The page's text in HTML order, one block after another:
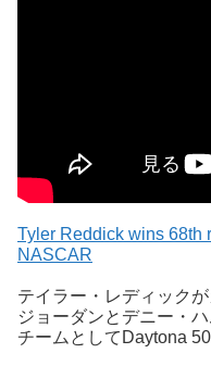
Tyler Reddick wins 68th
NASCAR
テイラー・レディック
ジョーダンとデニー・
チームとしてDaytona